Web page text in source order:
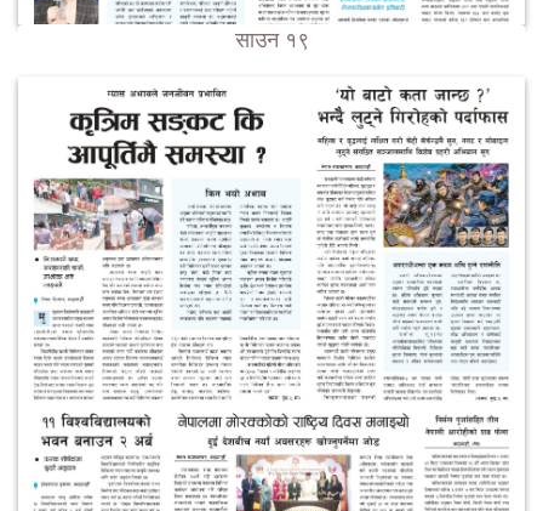
साउन १९